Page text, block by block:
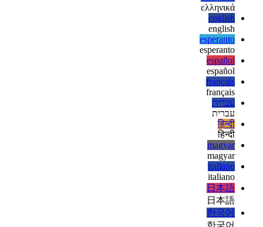
deutsch
deutsch
ελληνικά
ελληνικά
english
english
esperanto
esperanto
español
español
français
français
עברית
עברית
हिन्दी
हिन्दी
magyar
magyar
italiano
italiano
日本語